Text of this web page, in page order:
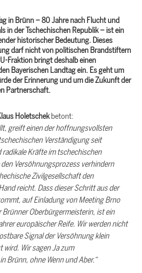
in Brünn – 80 Jahre nach Flucht und
in der Tschechischen Republik – ist ein
historischer Bedeutung. Dieses
darf nicht von politischen Brandstiftern
Fraktion bringt deshalb einen
Bayerischen Landtag ein. Es geht um
der Erinnerung und um die Zukunft der
Partnerschaft.
Holetschekbetont:
greift einen der hoffnungsvollsten
Verständigung seit
Kräfte im tschechischen
Versöhnungsprozess verhindern
Zivilgesellschaft den
reicht. Dass dieser Schritt aus der
auf Einladung von Meeting Brno
Oberbürgermeisterin, ist ein
europäischer Reife. Wir werden nicht
Signal der Versöhnung klein
wird. Wir sagen Ja zum
Brünn, ohne Wenn und Aber.“